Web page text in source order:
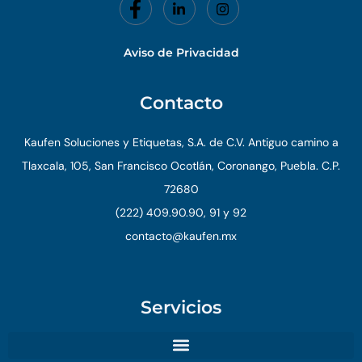
Aviso de Privacidad
Contacto
Kaufen Soluciones y Etiquetas, S.A. de C.V. Antiguo camino a
Tlaxcala, 105, San Francisco Ocotlán, Coronango, Puebla. C.P.
72680
(222) 409.90.90, 91 y 92
contacto@kaufen.mx
Servicios